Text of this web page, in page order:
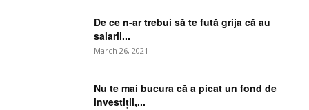
De ce n-ar trebui să te fută grija că au
salarii...
March 26, 2021
Nu te mai bucura că a picat un fond de
investiții,...